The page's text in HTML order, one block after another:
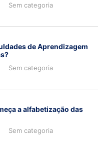
Sem categoria
de Aprendizagem
Sem categoria
a alfabetização das
Sem categoria